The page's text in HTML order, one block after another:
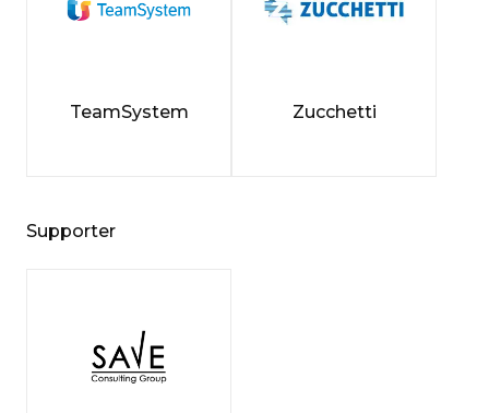
TeamSystem Zucchetti
Supporter